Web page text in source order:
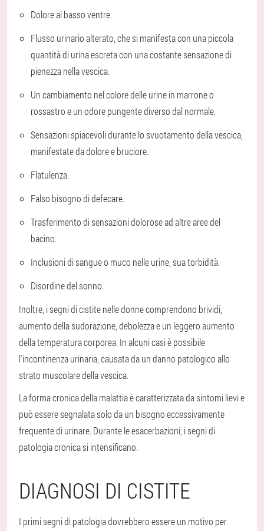
Dolore al basso ventre.
Flusso urinario alterato, che si manifesta con una piccola
quantità di urina escreta con una costante sensazione di
pienezza nella vescica.
Un cambiamento nel colore delle urine in marrone o
rossastro e un odore pungente diverso dal normale.
Sensazioni spiacevoli durante lo svuotamento della vescica,
manifestate da dolore e bruciore.
Flatulenza.
Falso bisogno di defecare.
Trasferimento di sensazioni dolorose ad altre aree del
bacino.
Inclusioni di sangue o muco nelle urine, sua torbidità.
Disordine del sonno.
Inoltre, i segni di cistite nelle donne comprendono brividi,
aumento della sudorazione, debolezza e un leggero aumento
della temperatura corporea. In alcuni casi è possibile
l'incontinenza urinaria, causata da un danno patologico allo
strato muscolare della vescica.
La forma cronica della malattia è caratterizzata da sintomi lievi e
può essere segnalata solo da un bisogno eccessivamente
frequente di urinare. Durante le esacerbazioni, i segni di
patologia cronica si intensificano.
DIAGNOSI DI CISTITE
I primi segni di patologia dovrebbero essere un motivo per